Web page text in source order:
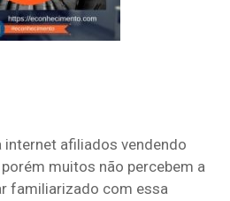
internet afiliados vendendo
muitos não percebem a
familiarizado com essa